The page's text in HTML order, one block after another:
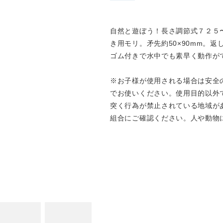
自然と遊ぼう！長さ調節式７２
き用モリ。矛先約50×90mm。返
ゴム付きで水中でも素早く動作
※お子様が使用される場合は安全
でお使いください。使用目的以
突く行為が禁止されている地域
組合にご確認ください。人や動物